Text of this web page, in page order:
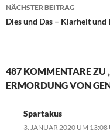
NÄCHSTER BEITRAG
Dies und Das – Klarheit und
487 KOMMENTARE ZU
ERMORDUNG VON
Spartakus
3. JANUAR 2020 UM 13:08